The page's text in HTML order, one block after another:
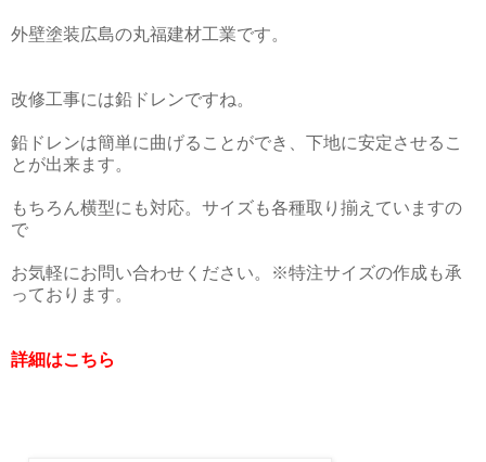
外壁塗装広島の丸福建材工業です。
改修工事には鉛ドレンですね。
鉛ドレンは簡単に曲げることができ、下地に安定させるこ
とが出来ます。
もちろん横型にも対応。サイズも各種取り揃えていますの
で
お気軽にお問い合わせください。※特注サイズの作成も承
っております。
詳細はこちら